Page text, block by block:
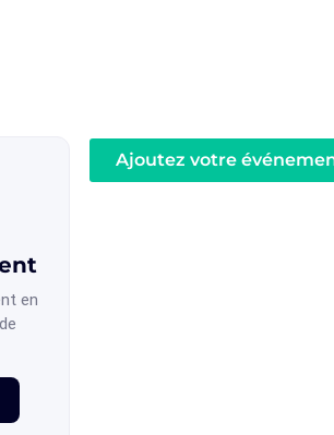
en
Ajoutez votre